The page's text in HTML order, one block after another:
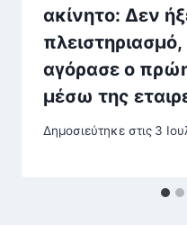
ακίνητο: Δεν
αγόρασε ο
μέσω της
Δημοσιεύτηκε στις 3